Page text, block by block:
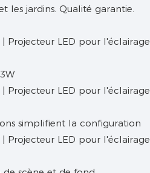
les jardins. Qualité garantie.
simplifient la configuration